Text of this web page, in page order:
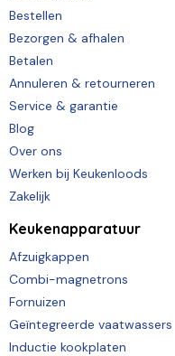
Bestellen
Bezorgen & afhalen
Betalen
Annuleren & retourneren
Service & garantie
Blog
Over ons
Werken bij Keukenloods
Zakelijk
Keukenapparatuur
Afzuigkappen
Combi-magnetrons
Fornuizen
Geïntegreerde vaatwassers
Inductie kookplaten